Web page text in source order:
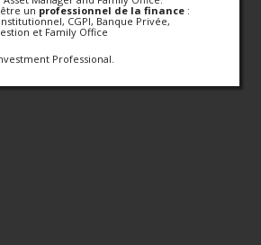
un professionnel de la finance :
CGPI, Banque Privée,
et Family Office
Professional.